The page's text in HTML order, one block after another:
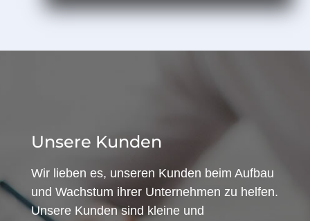
Unsere Kunden
Wir lieben es, unseren Kunden beim Aufbau
und Wachstum ihrer Unternehmen zu helfen.
Unsere Kunden sind kleine und